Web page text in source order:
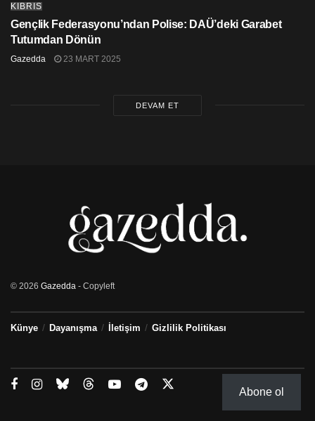
KIBRIS
Gençlik Federasyonu’ndan Polise: DAÜ’deki Garabet
Tutumdan Dönün
Gazedda 23 MART 2025
DEVAM ET
© 2026 Gazedda - Copyleft
Künye Dayanışma İletişim Gizlilik Politikası
Abone ol